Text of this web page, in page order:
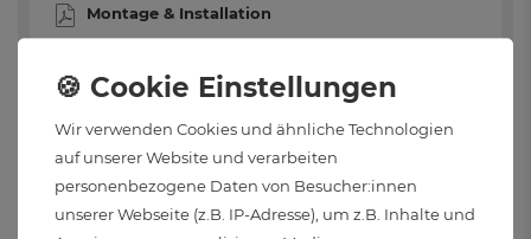
Montage & Installation
SSC-LUXon GmbH
Wir verwenden Cookies und ähnliche Technologien
auf unserer Website und verarbeiten
personenbezogene Daten von Besucher:innen
unserer Webseite (z.B. IP-Adresse), um z.B. Inhalte und